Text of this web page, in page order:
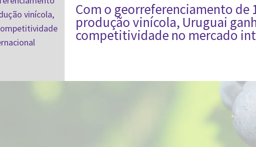
Com o georreferenciamento de
produção vinícola, Uruguai
competitividade no mercado